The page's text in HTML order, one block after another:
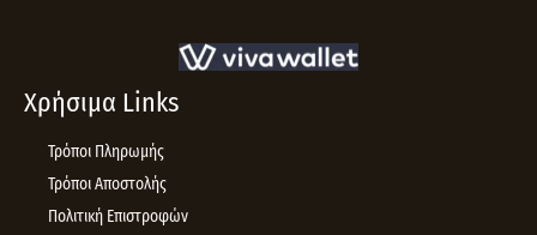
Χρήσιμα Links
Τρόποι Πληρωμής
Τρόποι Αποστολής
Πολιτική Επιστροφών